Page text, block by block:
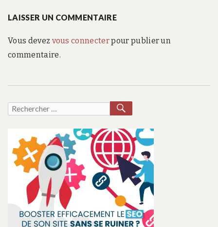
LAISSER UN COMMENTAIRE
Vous devez vous connecterpour publier un
commentaire.
Recherche